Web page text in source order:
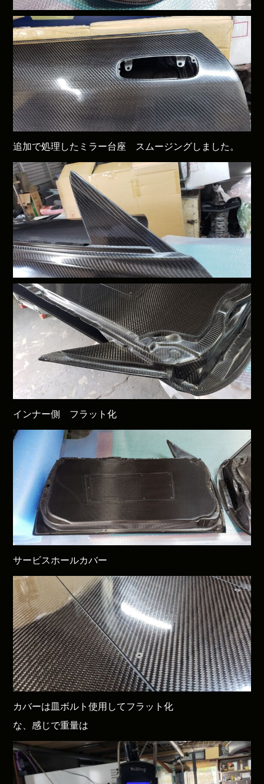
追加で処理したミラー台座 スムージングしました。
インナー側 フラット化
サービスホールカバー
カバーは皿ボルト使用してフラット化
な、感じで重量は